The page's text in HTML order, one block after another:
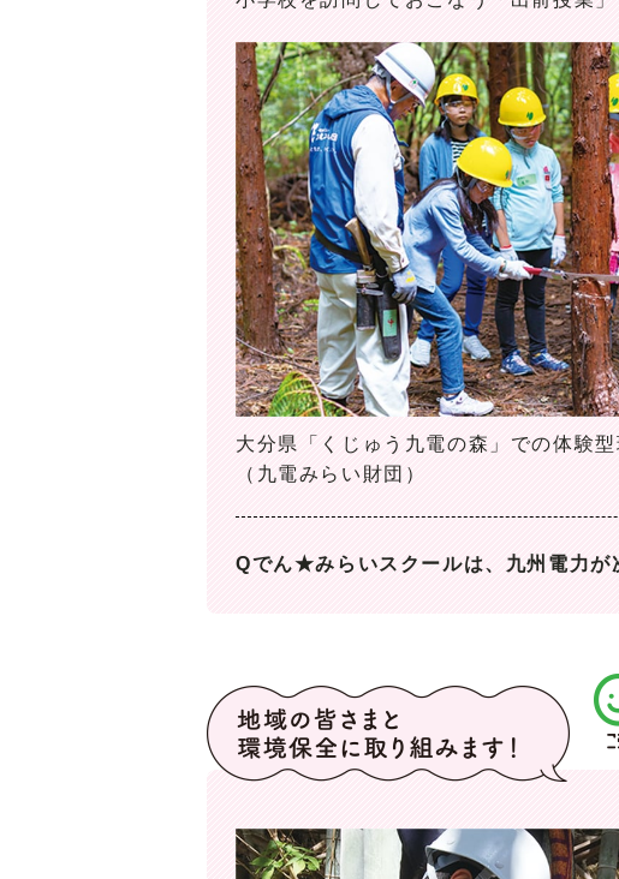
大分県「くじゅう九電の森」での体験
（九電みらい財団）
Qでん★みらいスクールは、九州電力が